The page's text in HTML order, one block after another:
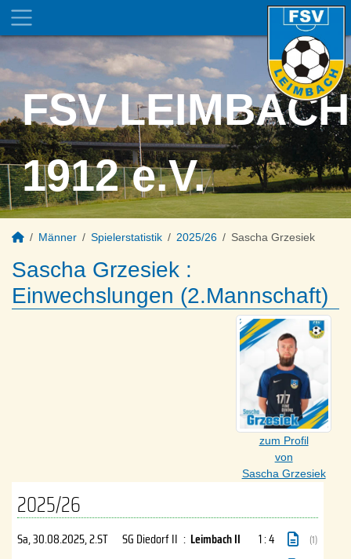
FSV LEIMBACH
1912 e.V.
Männer Spielerstatistik 2025/26 Sascha Grzesiek
Sascha Grzesiek :
Einwechslungen (2.Mannschaft)
zum Profil
von
Sascha Grzesiek
2025/26
Sa, 30.08.2025, 2.ST SG Diedorf II : Leimbach II 1 : 4 (1)